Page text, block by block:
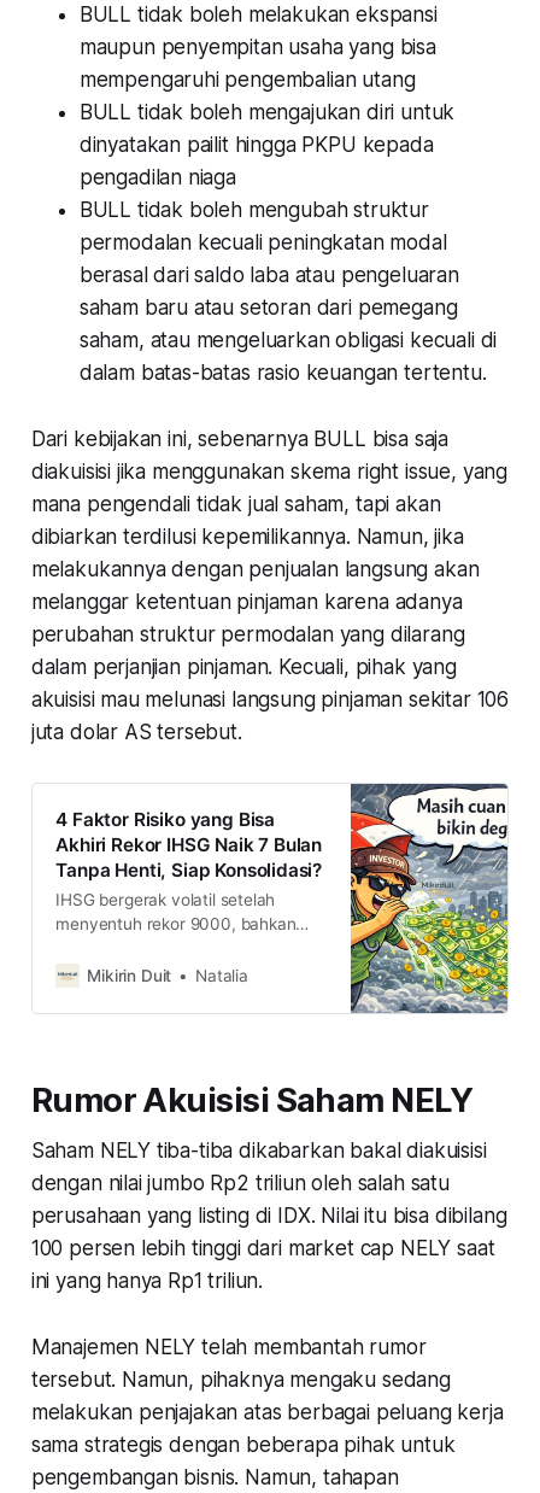
BULL tidak boleh melakukan ekspansi
maupun penyempitan usaha yang bisa
mempengaruhi pengembalian utang
BULL tidak boleh mengajukan diri untuk
dinyatakan pailit hingga PKPU kepada
pengadilan niaga
BULL tidak boleh mengubah struktur
permodalan kecuali peningkatan modal
berasal dari saldo laba atau pengeluaran
saham baru atau setoran dari pemegang
saham, atau mengeluarkan obligasi kecuali di
dalam batas-batas rasio keuangan tertentu.
Dari kebijakan ini, sebenarnya BULL bisa saja
diakuisisi jika menggunakan skema right issue, yang
mana pengendali tidak jual saham, tapi akan
dibiarkan terdilusi kepemilikannya. Namun, jika
melakukannya dengan penjualan langsung akan
melanggar ketentuan pinjaman karena adanya
perubahan struktur permodalan yang dilarang
dalam perjanjian pinjaman. Kecuali, pihak yang
akuisisi mau melunasi langsung pinjaman sekitar 106
juta dolar AS tersebut.
4 Faktor Risiko yang Bisa
Akhiri Rekor IHSG Naik 7 Bulan
Tanpa Henti, Siap Konsolidasi?
IHSG bergerak volatil setelah
menyentuh rekor 9000, bahkan
dalam sekejap. Disinyalir karena
memanas sampai risiko pelebaran
dulu?
Mikirin Duit Natalia
Rumor Akuisisi Saham NELY
Saham NELY tiba-tiba dikabarkan bakal diakuisisi
dengan nilai jumbo Rp2 triliun oleh salah satu
perusahaan yang listing di IDX. Nilai itu bisa dibilang
100 persen lebih tinggi dari market cap NELY saat
ini yang hanya Rp1 triliun.
Manajemen NELY telah membantah rumor
tersebut. Namun, pihaknya mengaku sedang
melakukan penjajakan atas berbagai peluang kerja
sama strategis dengan beberapa pihak untuk
pengembangan bisnis. Namun, tahapan